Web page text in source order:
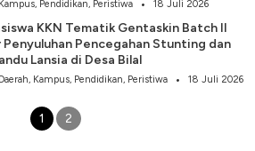
Kampus, Pendidikan, Peristiwa 18 Juli 2026
KKN Tematik Gentaskin Batch II
Penyuluhan Pencegahan Stunting dan
Lansia di Desa Bilal
Daerah, Kampus, Pendidikan, Peristiwa 18 Juli 2026
1 2